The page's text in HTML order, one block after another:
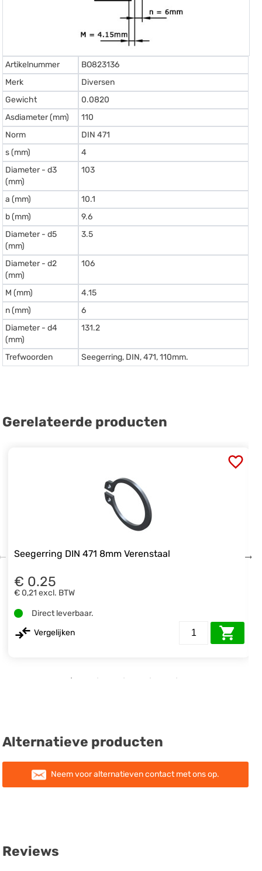
Artikelnummer
BO823136
Merk
Diversen
Gewicht
0.0820
Asdiameter (mm)
110
Norm
DIN 471
s (mm)
4
Diameter - d3
(mm)
103
a (mm)
10.1
b (mm)
9.6
Diameter - d5
(mm)
3.5
Diameter - d2
(mm)
106
M (mm)
4.15
n (mm)
6
Diameter - d4
(mm)
131.2
Trefwoorden Seegerring, DIN, 471, 110mm.
Gerelateerde producten
Seegerring DIN 471 8mm Verenstaal
€ 0.25
€ 0,21 excl. BTW
Direct leverbaar.
Vergelijken
Alternatieve producten
Neem voor alternatieven contact met ons op.
Reviews